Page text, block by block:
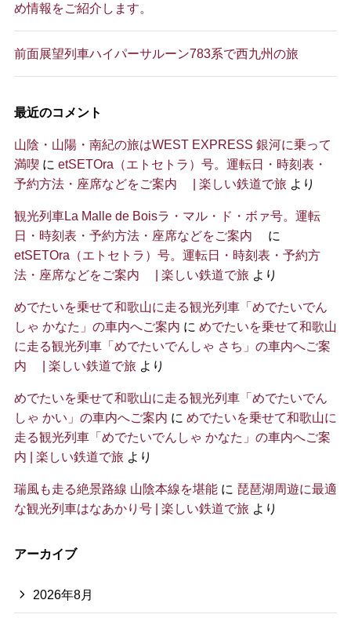
め情報をご紹介します。
前面展望列車ハイパーサルーン783系で西九州の旅
最近のコメント
山陰・山陽・南紀の旅はWEST EXPRESS 銀河に乗って
満喫 に etSETOra（エトセトラ）号。運転日・時刻表・
予約方法・座席などをご案内 | 楽しい鉄道で旅 より
観光列車La Malle de Boisラ・マル・ド・ボァ号。運転
日・時刻表・予約方法・座席などをご案内
に
etSETOra（エトセトラ）号。運転日・時刻表・予約方
法・座席などをご案内 | 楽しい鉄道で旅 より
めでたいを乗せて和歌山に走る観光列車「めでたいでん
しゃ かなた」の車内へご案内 に めでたいを乗せて和歌山
に走る観光列車「めでたいでんしゃ さち」の車内へご案
内 | 楽しい鉄道で旅 より
めでたいを乗せて和歌山に走る観光列車「めでたいでん
しゃ かい」の車内へご案内 に めでたいを乗せて和歌山に
走る観光列車「めでたいでんしゃ かなた」の車内へご案
内 | 楽しい鉄道で旅 より
瑞風も走る絶景路線 山陰本線を堪能に 琵琶湖周遊に最適
な観光列車はなあかり号 | 楽しい鉄道で旅 より
アーカイブ
2026年8月